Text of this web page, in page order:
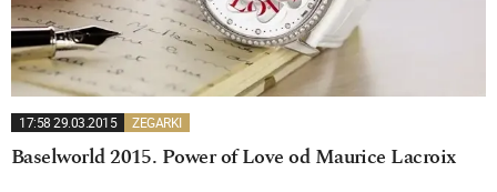
17:58 29.03.2015 ZEGARKI
Baselworld 2015. Power of Love od Maurice Lacroix